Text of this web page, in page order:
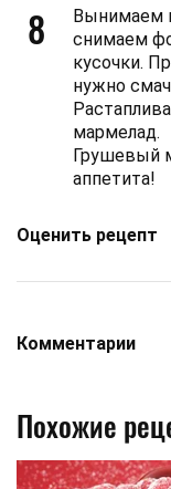
8
Вынимаем
снимаем
кусочки.
нужно
мармелад.
Грушевый
аппетита!
Оценить рецепт
Комментарии
Похожие